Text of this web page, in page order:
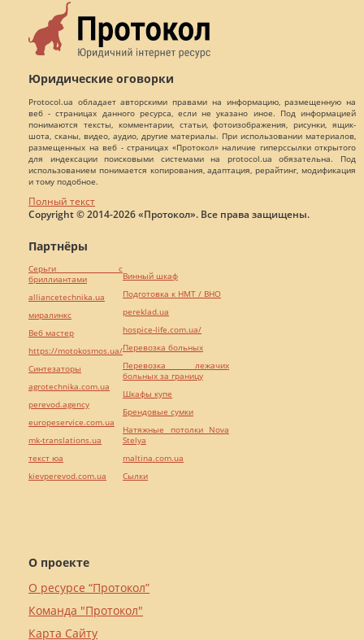
Юридические оговорки
Protocol.ua обладает авторскими правами на информацию, размещенную на
веб - страницах данного ресурса, если не указано иное. Под информацией
понимаются тексты, комментарии, статьи, фотоизображения, рисунки, ящик-
шота, сканы, видео, аудио, другие материалы. При использовании материалов,
размещенных на веб - страницах «Протокол» наличие гиперссылки открытого
для индексации поисковыми системами на protocol.ua обязательна. Под
использованием понимается копирования, адаптация, рерайтинг, модификация
и тому подобное.
Полный текст
Copyright © 2014-2026 «Протокол». Все права защищены.
О проекте
О ресурсе “Протокол”
Команда "Протокол"
Карта Сайту
Партнёры
Серьги с
бриллиантами
alliancetechnika.ua
миралинкс
Веб мастер
https://motokosmos.ua/
Синтезаторы
agrotechnika.com.ua
perevod.agency
europeservice.com.ua
mk-translations.ua
текст юа
kievperevod.com.ua
Винный шкаф
Подготовка к НМТ / ВНО
pereklad.ua
hospice-life.com.ua/
Перевозка больных
Перевозка лежачих
больных за границу
Шкафы купе
Брендовые сумки
Натяжные потолки Nova
Stelya
maltina.com.ua
Cылки